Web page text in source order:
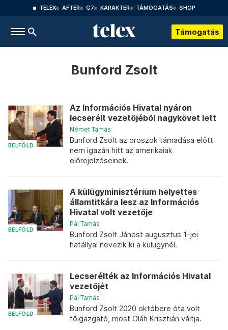
TELEX AFTER G7 KARAKTER TÁMOGATÁS SHOP
Támogatás
Bunford Zsolt
BELFÖLD
Az Információs Hivatal nyáron
lecserélt vezetőjéből nagykövet lett
Német Tamás
Bunford Zsolt az oroszok támadása előtt
nem igazán hitt az amerikaiak
előrejelzéseinek.
BELFÖLD
A külügyminisztérium helyettes
államtitkára lesz az Információs
Hivatal volt vezetője
Pál Tamás
Bunford Zsolt Jánost augusztus 1-jei
hatállyal nevezik ki a külügynél.
BELFÖLD
Lecserélték az Információs Hivatal
vezetőjét
Pál Tamás
Bunford Zsolt 2020 októbere óta volt
főigazgató, most Oláh Krisztián váltja.